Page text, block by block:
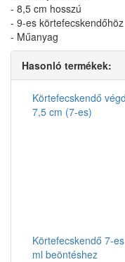
- 8,5 cm hosszú
- 9-es körtefecskendőhöz
- Műanyag
Hasonló termékek:
Körtefecskendő
7,5 cm (7-es)
Körtefecskendő 7-
ml beöntéshez